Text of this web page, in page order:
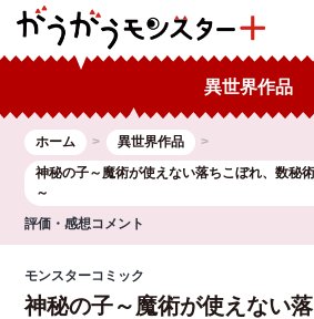
異世界作品
ホーム
異世界作品
神秘の子～魔術が使えない落ちこぼれ、数秘
～
評価・感想コメント
モンスターコミック
神秘の子～魔術が使えない